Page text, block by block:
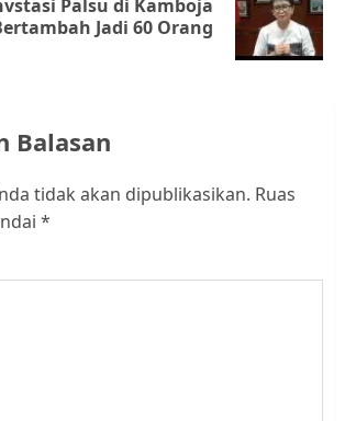
Palsu di Kamboja
Jadi 60 Orang
Balasan
tidak akan dipublikasikan. Ruas
*